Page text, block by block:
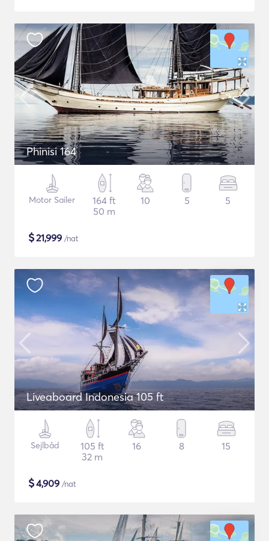
Phinisi 164
Motor Sailer
164 ft
50 m
10 5 5
$21,999 /nat
Liveaboard Indonesia 105 ft
Sejlbåd
105 ft
32 m
16 8 15
$4,909 /nat